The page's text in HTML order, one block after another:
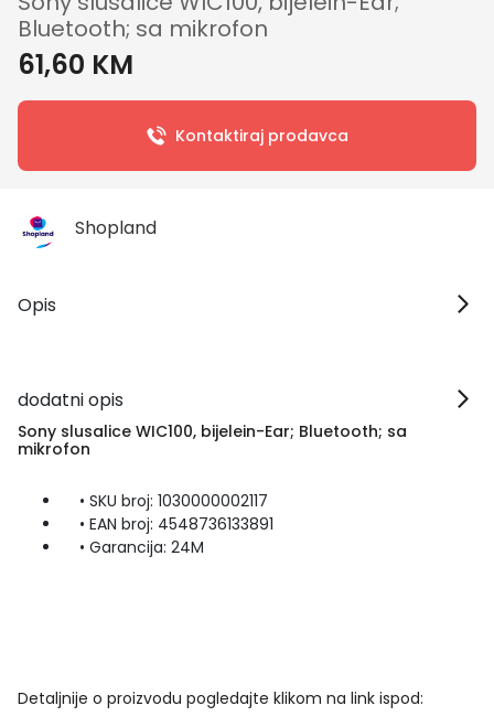
Bluetooth; sa mikrofon
61,60 KM
Kontaktiraj prodavca
Shopland
Opis
dodatni opis
Sony slusalice WIC100, bijelein-Ear; Bluetooth; sa
mikrofon
• SKU broj: 1030000002117
• EAN broj: 4548736133891
• Garancija: 24M
Detaljnije o proizvodu pogledajte klikom na link ispod: